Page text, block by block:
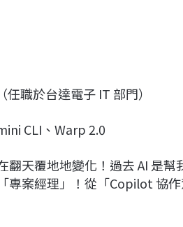
p 職於台達電子 IT 部門）
CLI 、 Warp 2.0
翻天覆地地變化！過去 AI 是
專案經理」！從「Copilot 協